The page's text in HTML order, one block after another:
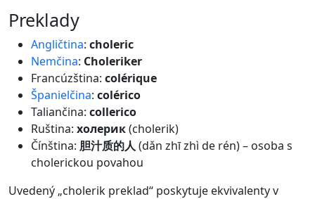
preklady
Angličtina: choleric
Nemčina: Choleriker
Francúzština: colérique
Španielčina: colérico
Taliančina: collerico
Ruština: холерик(cholerik)
Čínština: 胆汁质的人 (dǎn zhī zhì de rén) – osoba s
cholerickou povahou
Uvedený „cholerik preklad“ poskytuje ekvivalenty v